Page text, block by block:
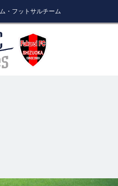
・フットサルチーム